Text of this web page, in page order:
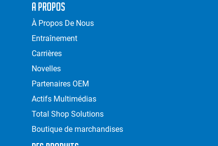
A Propos
À Propos De Nous
Entraînement
Carrières
Novelles
Partenaires OEM
Actifs Multimédias
Total Shop Solutions
Boutique de marchandises